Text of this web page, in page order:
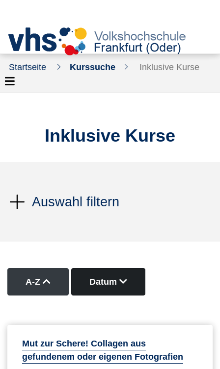
Startseite Kurssuche Inklusive Kurse
Inklusive Kurse
Auswahl filtern
A-Z Kurse nach Titel aufsteigend sortieren
Datum Kurse nach Datum
Mut zur Schere! Collagen aus
gefundenem oder eigenen Fotografien